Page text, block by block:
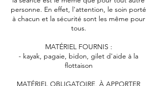
personne. En effet, l'attention, le soin porté
à chacun et la sécurité sont les même pour
tous.
MATÉRIEL FOURNIS :
- kayak, pagaie, bidon, gilet d'aide à la
flottaison
MATÉRIEL OBLIGATOIRE, À APPORTER